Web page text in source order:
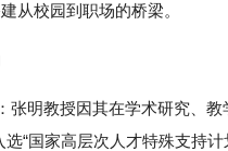
从校园到职场的桥梁。
张明教授因其在学术研究、教
选“国家高层次人才特殊支持计